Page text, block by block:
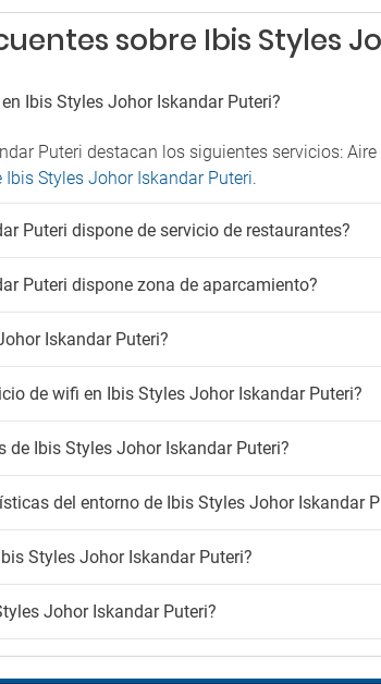
sobre Ibis Styles
Ibis Styles Johor Iskandar Puteri?
Puteri destacan los siguientes servicios:
Styles Johor Iskandar Puteri.
Puteri dispone de servicio de restaurantes?
Puteri dispone zona de aparcamiento?
Iskandar Puteri?
de wifi en Ibis Styles Johor Iskandar Puteri?
de Ibis Styles Johor Iskandar Puteri?
del entorno de Ibis Styles Johor Iskandar
Styles Johor Iskandar Puteri?
Johor Iskandar Puteri?